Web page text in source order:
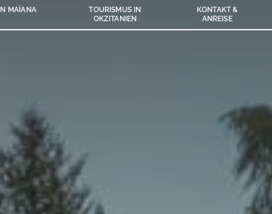
MAÏANA
TOURISMUS IN
OKZITANIEN
KONTAKT &
ANREISE